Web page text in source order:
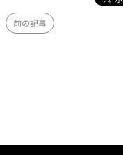
前の記事